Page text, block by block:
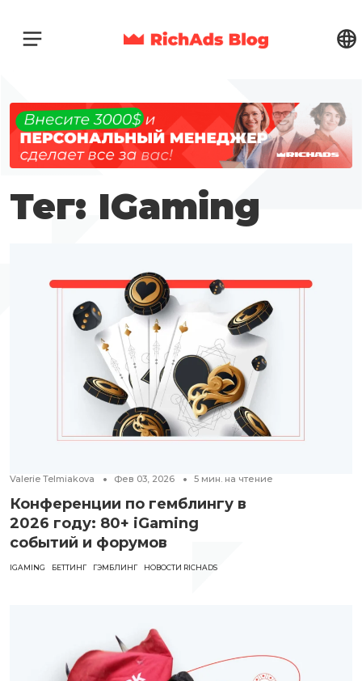
Тег: IGaming
Valerie Telmiakova Фев 03, 2026 5 мин. на чтение
Конференции по гемблингу в
2026 году: 80+ iGaming
событий и форумов
IGAMING БЕТТИНГ ГЭМБЛИНГ НОВОСТИ RICHADS